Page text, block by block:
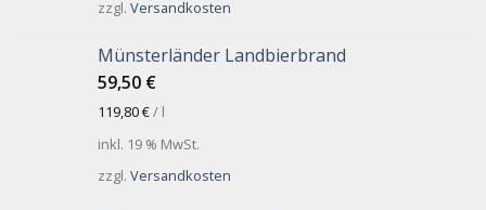
zzgl. Versandkosten
Münsterländer Landbierbrand
59,50 €
119,80€/ l
inkl. 19 % MwSt.
zzgl. Versandkosten